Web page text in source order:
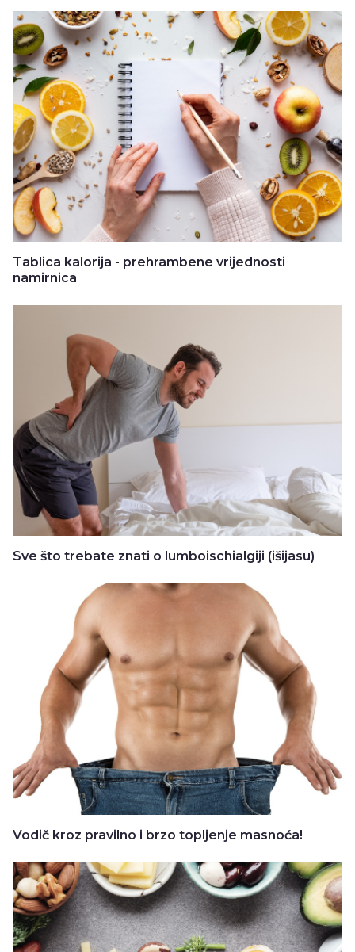
Tablica kalorija - prehrambene vrijednosti
namirnica
Sve što trebate znati o lumboischialgiji (išijasu)
Vodič kroz pravilno i brzo topljenje masnoća!